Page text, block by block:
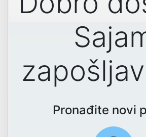
Pronađite novi